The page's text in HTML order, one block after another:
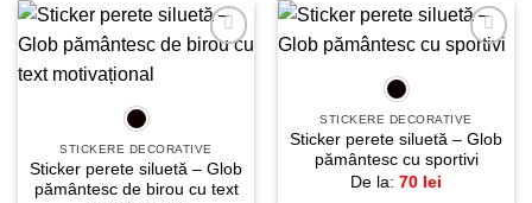
STICKERE DECORATIVE
Sticker perete siluetă – Glob
pământesc de birou cu text
STICKERE DECORATIVE
Sticker perete siluetă – Glob
pământesc cu sportivi
De la: 70 lei